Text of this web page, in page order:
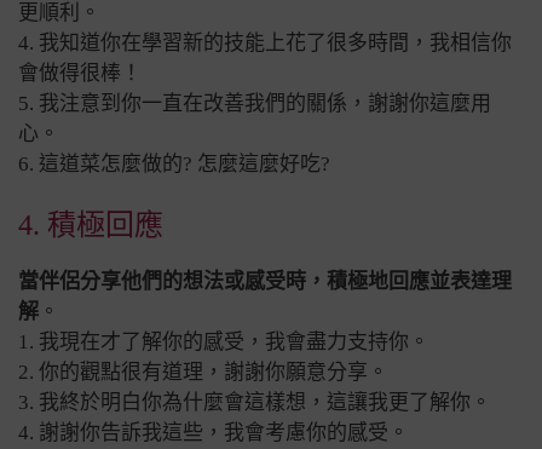
更順利。
4. 我知道你在學習新的技能上花了很多時間，我相信你
會做得很棒！
5. 我注意到你一直在改善我們的關係，謝謝你這麼用
心。
6. 這道菜怎麼做的? 怎麼這麼好吃?
4. 積極回應
當伴侶分享他們的想法或感受時，積極地回應並表達理
解 。
1. 我現在才了解你的感受，我會盡力支持你。
2. 你的觀點很有道理，謝謝你願意分享。
3. 我終於明白你為什麼會這樣想，這讓我更了解你。
4. 謝謝你告訴我這些，我會考慮你的感受。